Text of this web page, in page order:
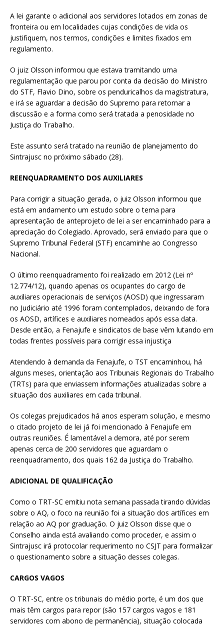
A lei garante o adicional aos servidores lotados em zonas de
fronteira ou em localidades cujas condições de vida os
justifiquem, nos termos, condições e limites fixados em
regulamento.
O juiz Olsson informou que estava tramitando uma
regulamentação que parou por conta da decisão do Ministro
do STF, Flavio Dino, sobre os penduricalhos da magistratura,
e irá se aguardar a decisão do Supremo para retornar a
discussão e a forma como será tratada a penosidade no
Justiça do Trabalho.
Este assunto será tratado na reunião de planejamento do
Sintrajusc no próximo sábado (28).
REENQUADRAMENTO DOS AUXILIARES
Para corrigir a situação gerada, o juiz Olsson informou que
está em andamento um estudo sobre o tema para
apresentação de anteprojeto de lei a ser encaminhado para a
apreciação do Colegiado. Aprovado, será enviado para que o
Supremo Tribunal Federal (STF) encaminhe ao Congresso
Nacional.
O último reenquadramento foi realizado em 2012 (Lei nº
12.774/12), quando apenas os ocupantes do cargo de
auxiliares operacionais de serviços (AOSD) que ingressaram
no Judiciário até 1996 foram contemplados, deixando de fora
os AOSD, artífices e auxiliares nomeados após essa data.
Desde então, a Fenajufe e sindicatos de base vêm lutando em
todas frentes possíveis para corrigir essa injustiça
Atendendo à demanda da Fenajufe, o TST encaminhou, há
alguns meses, orientação aos Tribunais Regionais do Trabalho
(TRTs) para que enviassem informações atualizadas sobre a
situação dos auxiliares em cada tribunal.
Os colegas prejudicados há anos esperam solução, e mesmo
o citado projeto de lei já foi mencionado à Fenajufe em
outras reuniões. É lamentável a demora, até por serem
apenas cerca de 200 servidores que aguardam o
reenquadramento, dos quais 162 da Justiça do Trabalho.
ADICIONAL DE QUALIFICAÇÃO
Como o TRT-SC emitiu nota semana passada tirando dúvidas
sobre o AQ, o foco na reunião foi a situação dos artífices em
relação ao AQ por graduação. O juiz Olsson disse que o
Conselho ainda está avaliando como proceder, e assim o
Sintrajusc irá protocolar requerimento no CSJT para formalizar
o questionamento sobre a situação desses colegas.
CARGOS VAGOS
O TRT-SC, entre os tribunais do médio porte, é um dos que
mais têm cargos para repor (são 157 cargos vagos e 181
servidores com abono de permanência), situação colocada